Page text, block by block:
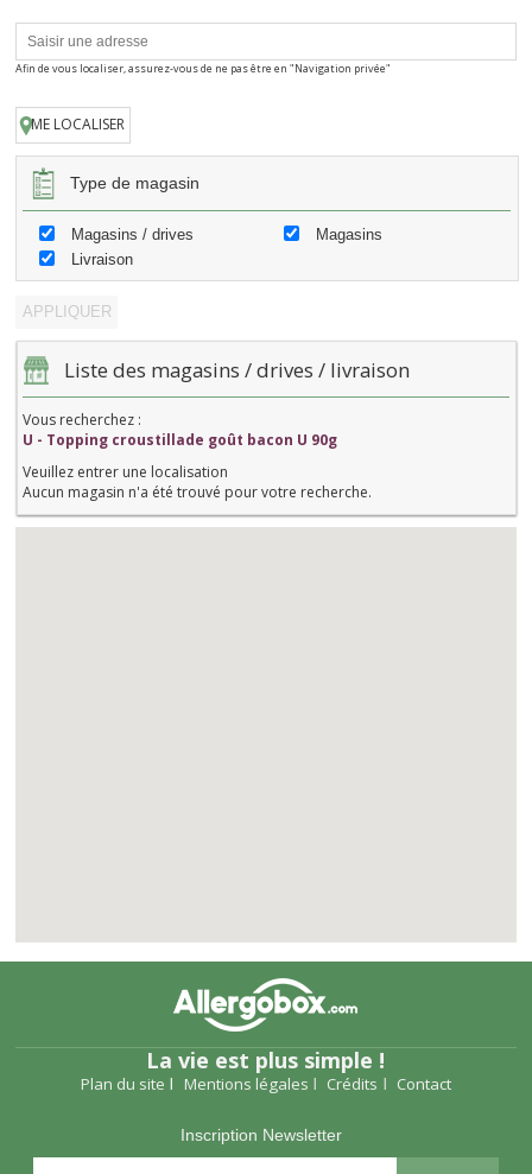
Afin de vous localiser, assurez-vous de ne pas être en "Navigation privée"
ME LOCALISER
Type de magasin
Magasins / drives
Magasins
Livraison
Liste des magasins / drives / livraison
Vous recherchez :
U - Topping croustillade goût bacon U 90g
Veuillez entrer une localisation
Aucun magasin n'a été trouvé pour votre recherche.
La vie est plus simple !
Plan du site Mentions légales Crédits Contact
Inscription Newsletter